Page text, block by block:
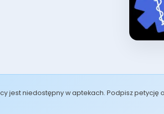
jest niedostępny w aptekach. Podpisz